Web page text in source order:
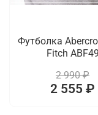
Футболка
Fitch ABF49
2 990 ₽
2 555 ₽